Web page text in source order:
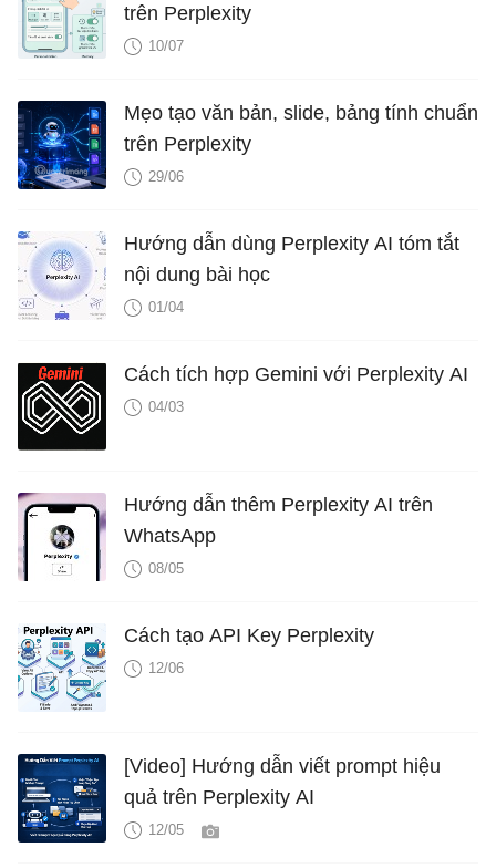
trên Perplexity
10/07
Mẹo tạo văn bản, slide, bảng tính chuẩn
trên Perplexity
29/06
Hướng dẫn dùng Perplexity AI tóm tắt
nội dung bài học
01/04
Cách tích hợp Gemini với Perplexity AI
04/03
Hướng dẫn thêm Perplexity AI trên
WhatsApp
08/05
Cách tạo API Key Perplexity
12/06
[Video] Hướng dẫn viết prompt hiệu
quả trên Perplexity AI
12/05